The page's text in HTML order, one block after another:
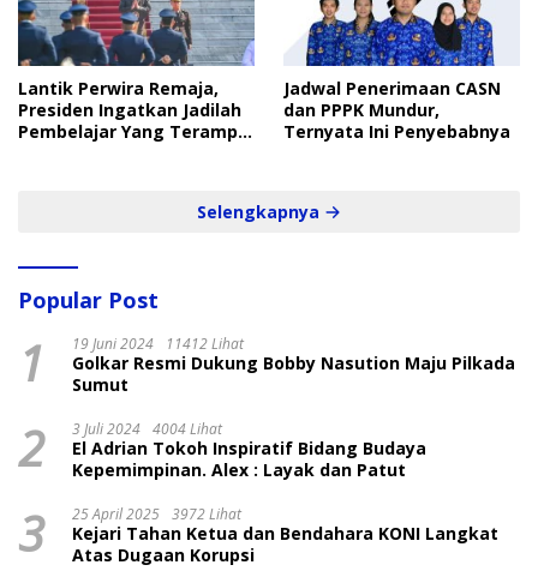
Lantik Perwira Remaja,
Presiden Ingatkan Jadilah
Pembelajar Yang Terampil
Jadwal Penerimaan CASN
dan PPPK Mundur,
Ternyata Ini Penyebabnya
Selengkapnya
Popular Post
1 19 Juni 2024 11412 Lihat
Golkar Resmi Dukung Bobby Nasution Maju Pilkada
Sumut
2 3 Juli 2024 4004 Lihat
El Adrian Tokoh Inspiratif Bidang Budaya
Kepemimpinan. Alex : Layak dan Patut
3 25 April 2025 3972 Lihat
Kejari Tahan Ketua dan Bendahara KONI Langkat
Atas Dugaan Korupsi